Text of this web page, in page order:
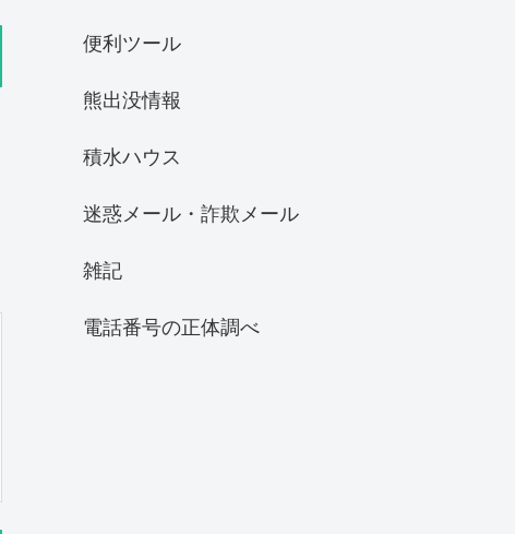
便利ツール
熊出没情報
積水ハウス
迷惑メール・詐欺メール
雑記
電話番号の正体調べ